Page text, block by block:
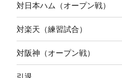
対日本ハム（オープン戦）
対楽天（練習試合）
対阪神（オープン戦）